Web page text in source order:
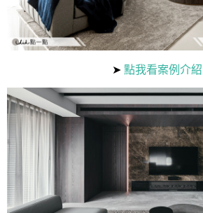
➤點我看案例介紹